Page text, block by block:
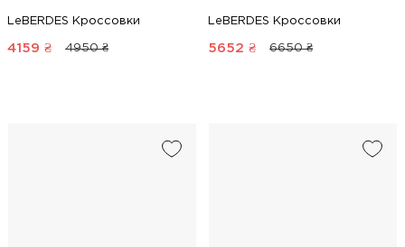
LeBERDES Кроссовки
4159 ₴ 4950 ₴
LeBERDES Кроссовки
5652 ₴ 6650 ₴